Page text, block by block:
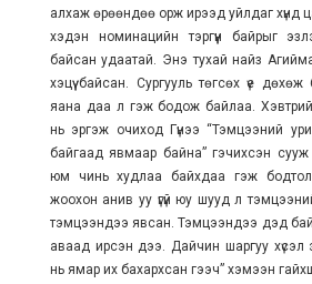
алхаж өрөөндөө орж ирээд уйлдаг хүнд
хэдэн номинацийн тэргүүн байрыг
байсан удаатай. Энэ тухай найз
хэцүү байсан. Сургууль төгсөх үе
яана даа л гэж бодож байлаа.
нь эргэж очиход Гүнээ “Тэмцээний
байгаад явмаар байна” гэчихсэн
юм чинь худлаа байхдаа гэж
жоохон анив уу үгүй юу шууд л
тэмцээндээ явсан. Тэмцээндээ дэд
аваад ирсэн дээ. Дайчин шаргуу хүсэл
нь ямар их бахархсан гээч” хэмээн